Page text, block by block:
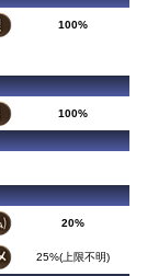
100%
100%
20%
25%(上限不明)